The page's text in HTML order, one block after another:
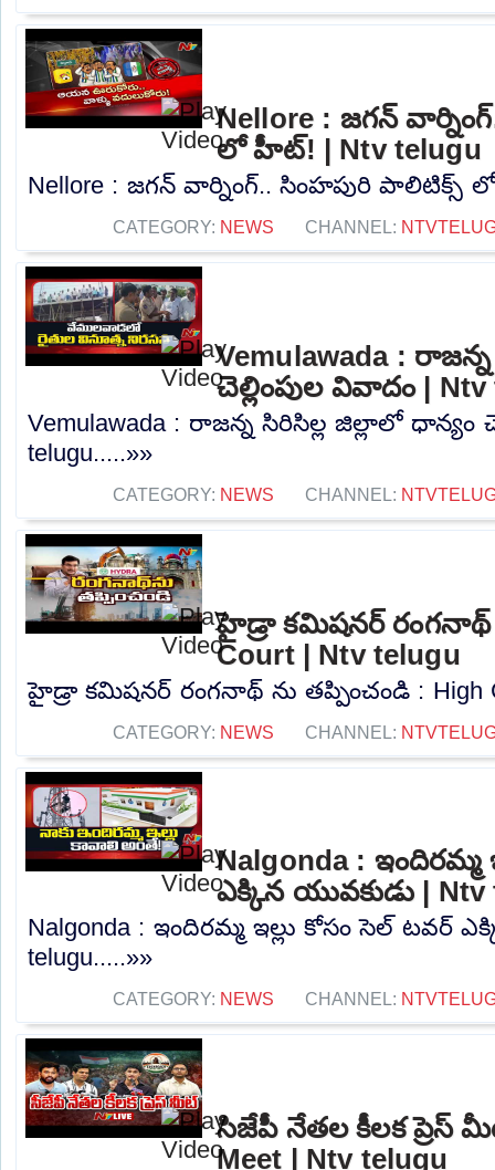
Nellore : జగన్
లో హీట్! | Ntv telugu
Nellore : జగన్ వార్నింగ్.. సింహపురి పాలిటిక్స్
CATEGORY: NEWS CHANNEL:
Vemulawada :
చెల్లింపుల వివాదం |
Vemulawada : రాజన్న సిరిసిల్ల జిల్లాలో ధాన్యం
telugu.....»»
CATEGORY: NEWS CHANNEL:
హైడ్రా కమిషనర్ రంగనాథ్
Court | Ntv telugu
హైడ్రా కమిషనర్ రంగనాథ్ ను తప్పించండి : High
CATEGORY: NEWS CHANNEL:
Nalgonda : ఇందిరమ్మ
ఎక్కిన యువకుడు | Ntv
Nalgonda : ఇందిరమ్మ ఇల్లు కోసం సెల్ టవర్
telugu.....»»
CATEGORY: NEWS CHANNEL:
సిజేపీ నేతల కీలక ప్రెస్
Meet | Ntv telugu